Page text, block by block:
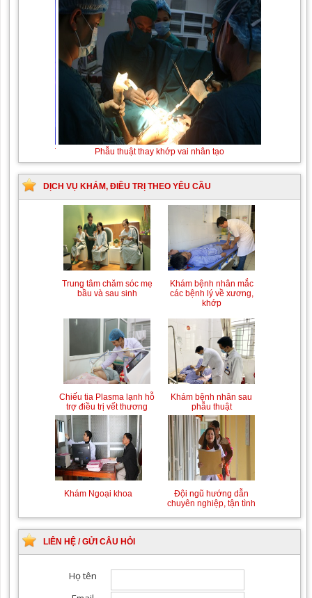
Phẫu thuật
thay khớp
Thay máu sơ sinh do bất đồng nhóm máu
DỊCH VỤ KHÁM, ĐIỀU TRỊ THEO YÊU CẦU
Trung tâm chăm sóc mẹ
bầu và sau sinh
Khám bệnh nhân mắc
các bệnh lý về xương,
khớp
Chiếu tia Plasma lạnh hỗ
trợ điều trị vết thương
Khám bệnh nhân sau
phẫu thuật
Khám Ngoại khoa
Đội ngũ hướng dẫn
chuyên nghiệp, tận tình
LIÊN HỆ / GỬI CÂU HỎI